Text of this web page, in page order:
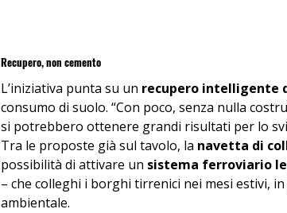
Recupero, non cemento
L’iniziativa punta su un recupero
consumo di suolo. “Con poco, senza nulla
si potrebbero ottenere grandi risultati per lo
Tra le proposte già sul tavolo, la navetta di
possibilità di attivare un sistema ferroviario
– che colleghi i borghi tirrenici nei mesi estivi,
ambientale.